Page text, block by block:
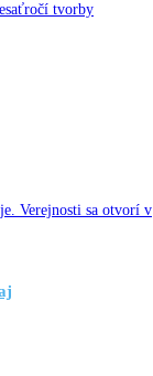
tvorby
Verejnosti sa otvorí v